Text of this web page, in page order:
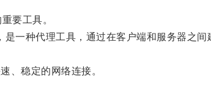
要工具。
种代理工具，通过在客户端和服务器之间
稳定的网络连接。